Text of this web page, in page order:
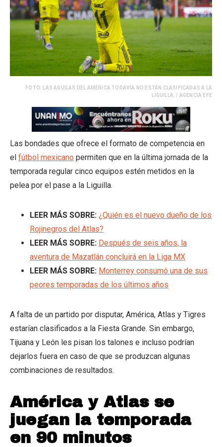
FOTO: LAS ÁGUILAS DEL AMÉRICA TODAVÍA NO ESTÁN CLASIFICADAS A LA
LIGUILLA. / AGENCIA EFE
Las bondades que ofrece el formato de competencia en
el fútbol mexicano permiten que en la última jornada de la
temporada regular cinco equipos estén metidos en la
pelea por el pase a la Liguilla.
LEER MÁS SOBRE: ¿Quién es el nuevo dueño de los
Rojinegros del Atlas?
LEER MÁS SOBRE: Después de seis años, la
aventura de Mazatlán concluirá en la Liga MX
LEER MÁS SOBRE: Monterrey consumó una de sus
peores temporadas de los últimos años
A falta de un partido por disputar, América, Atlas y Tigres
estarían clasificados a la Fiesta Grande. Sin embargo,
Tijuana y León les pisan los talones e incluso podrían
dejarlos fuera en caso de que se produzcan algunas
combinaciones de resultados.
América y Atlas se
juegan la temporada
en 90 minutos